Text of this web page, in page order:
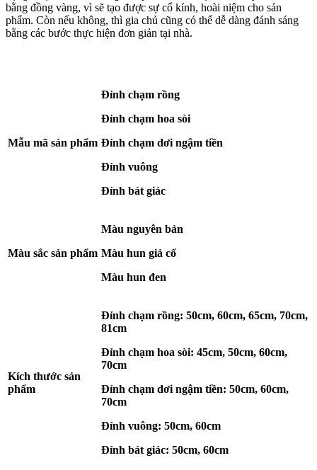
bằng đồng vàng, vì sẽ tạo được sự cổ kính, hoài niệm cho sản
phẩm. Còn nếu không, thì gia chủ cũng có thể dễ dàng đánh sáng
bằng các bước thực hiện đơn giản tại nhà.
Mẫu mã sản phẩm
Đỉnh chạm rồng
Đỉnh chạm hoa sòi
Đỉnh chạm dơi ngậm tiền
Đỉnh vuông
Đỉnh bát giác
Màu sắc sản phẩm
Màu nguyên bản
Màu hun giả cổ
Màu hun đen
Kích thước sản
phẩm
Đỉnh chạm rồng: 50cm, 60cm, 65cm, 70cm,
81cm
Đỉnh chạm hoa sòi: 45cm, 50cm, 60cm,
70cm
Đỉnh chạm dơi ngậm tiền: 50cm, 60cm,
70cm
Đỉnh vuông: 50cm, 60cm
Đỉnh bát giác: 50cm, 60cm